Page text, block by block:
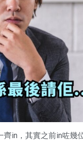
in，其實之前in咗幾